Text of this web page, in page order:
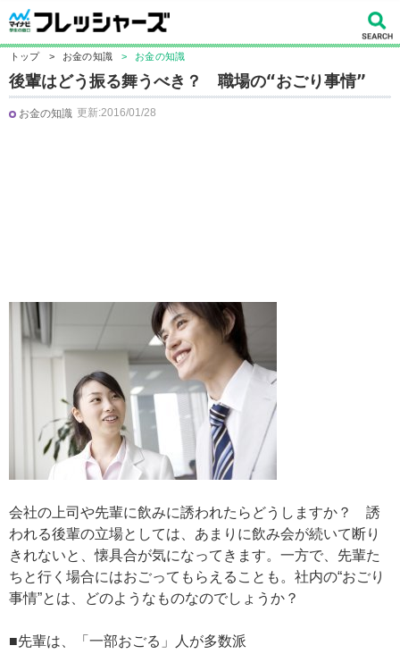
トップ > お金の知識 > お金の知識
後輩はどう振る舞うべき？ 職場の“おごり事情”
お金の知識 更新:2016/01/28
会社の上司や先輩に飲みに誘われたらどうしますか？ 誘
われる後輩の立場としては、あまりに飲み会が続いて断り
きれないと、懐具合が気になってきます。一方で、先輩た
ちと行く場合にはおごってもらえることも。社内の“おごり
事情”とは、どのようなものなのでしょうか？
■先輩は、「一部おごる」人が多数派